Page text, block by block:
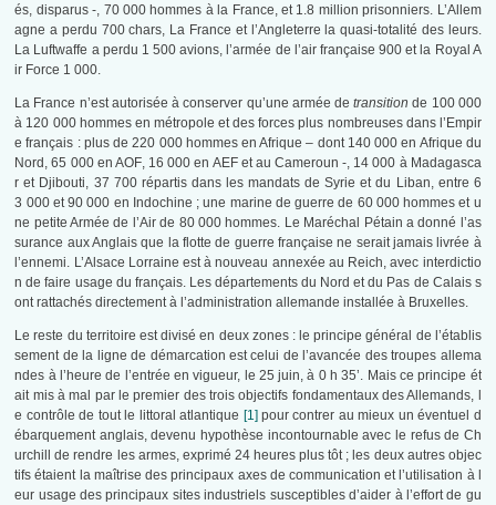
és, disparus -, 70 000 hommes à la France, et 1.8 million prisonniers. L’Allem
agne a perdu 700 chars, La France et l’Angleterre la quasi-totalité des leurs.
La Luftwaffe a perdu 1 500 avions, l’armée de l’air française 900 et la Royal A
ir Force 1 000.
La France n’est autorisée à conserver qu’une armée detransition de 100 000
à 120 000 hommes en métropole et des forces plus nombreuses dans l’Empir
e français : plus de 220 000 hommes en Afrique – dont 140 000 en Afrique du
Nord , 65 000 en AOF, 16 000 en AEF et au Cameroun -, 14 000 à Madagasca
r et Djibouti, 37 700 répartis dans les mandats de Syrie et du Liban,entre 6
3 000et 90 000 en Indochine ; une marine de guerre de 60 000 hommes et u
ne petite Armée de l’Air de 80 000 hommes. Le Maréchal Pétain a donné l’as
surance aux Anglais que la flotte de guerre française ne serait jamais livrée à
l’ennemi. L’Alsace Lorraine est à nouveau annexée au Reich, avec interdictio
n de faire usage du français. Les départements du Nord et du Pas de Calais s
ont rattachés directement à l’administration allemande installée à Bruxelles.
Le reste du territoire est divisé en deux zones : le principe général de l’établis
sement de la ligne de démarcation est celui de l’avancée des troupes allema
ndes à l’heure de l’entrée en vigueur, le 25 juin, à 0 h 35’. Mais ce principe ét
ait mis à mal par le premier des trois objectifs fondamentaux des Allemands, l
e contrôle de tout le littoral atlantique [1] pour contrer au mieux un éventuel d
ébarquement anglais, devenu hypothèse incontournable avec le refus de Ch
urchill de rendre les armes, exprimé 24 heures plus tôt ; les deux autres objec
tifs étaient la maîtrise des principaux axes de communication et l’utilisation à l
eur usage des principaux sites industriels susceptibles d’aider à l’effort de gu